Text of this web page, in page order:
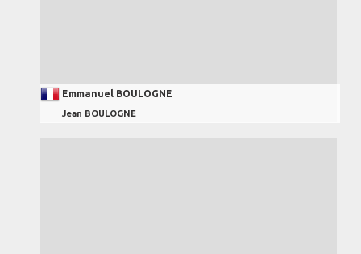
Emmanuel BOULOGNE
Jean BOULOGNE